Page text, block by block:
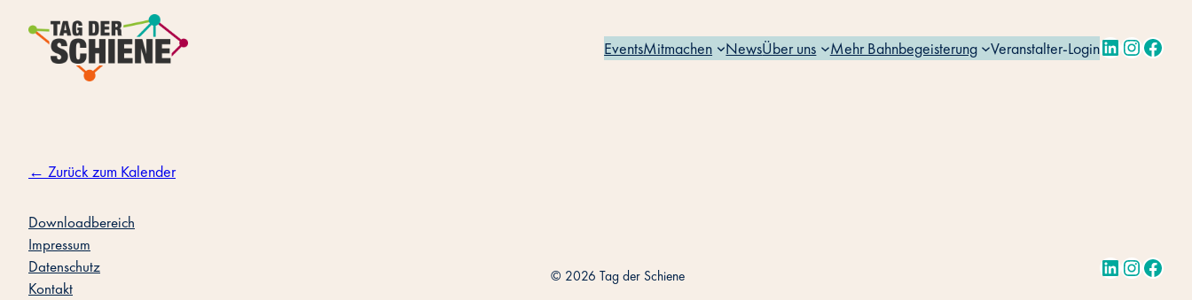
Inhalt
EventsMitmachen NewsÜber uns Mehr Bahnbegeisterung Veranstalter-LoginLinkedIn
← Zurück zum Kalender
Downloadbereich
Impressum
Datenschutz
Kontakt
LinkedIn
© 2026 Tag der Schiene